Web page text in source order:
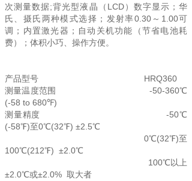
次测量数据;背光型液晶（LCD）数字显示；华
氏、摄氏两种模式选择；发射率0.30～1.00可
调；内置激光器；自动关机功能（节省电池耗
费）；体积小巧、操作方便。
产品型号 HRQ360
测量温度范围 -50-360℃
(-58 to 680℉)
测量精度 -50℃
(-58℉)至0℃(32℉) ±2.5℃
0℃(32℉)至
100℃(212℉) ±2.0℃
100℃以上
±2.0℃或±2.0% 取大者